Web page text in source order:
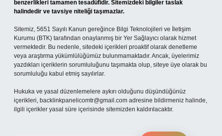
benzerlikleri tamamen tesadüfidir. Sitemizdeki bilgiler taslak
halindedir ve tavsiye niteliği taşımazlar.
Sitemiz, 5651 Sayılı Kanun gereğince Bilgi Teknolojileri ve İletişim
Kurumu (BTK) tarafından onaylanmış bir Yer Sağlayıcı olarak hizmet
vermektedir. Bu nedenle, sitedeki içerikleri proaktif olarak denetleme
veya araştırma yükümlülüğümüz bulunmamaktadır. Ancak, üyelerimiz
yazdıkları içeriklerin sorumluluğunu taşımakta olup, siteye üye olarak bu
sorumluluğu kabul etmiş sayılırlar.
Hukuka ve yasal düzenlemelere aykırı olduğunu düşündüğünüz
içerikleri, backlinkpanelicomtr@gmail.com adresine bildirmeniz halinde,
ilgili içerikler yasal süre içerisinde sitemizden kaldırılacaktır.